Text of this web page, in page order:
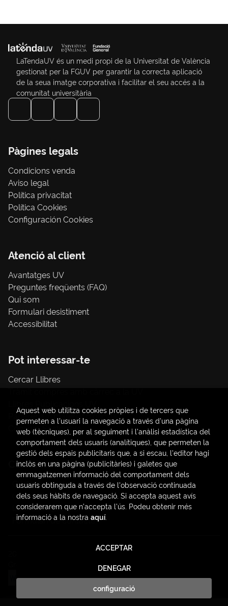
LaTendaUV és un medi propi de la Universitat de València
gestionat per la FGUV per garantir la correcta aplicació
de la seua imatge corporativa i facilitar el seu accés a la
comunitat universitària
Pàgines legals
Condicions venda
Aviso legal
Política privacitat
Política Cookies
Configuración Cookies
Atenció al client
Avantatges UV
Preguntes freqüents (FAQ)
Qui som
Formulari desistiment
Accessibilitat
Pot interessar-te
Cercar Llibres
Papereria / material d'oficina
Consum Sostenible
Contacte
C/ Amadeo de Saboya, 4
(+34) 963828968
latendauv@fundacio.es
Formulari de contacte
. Tots els Drets Reservats |
Aquest web utilitza cookies pròpies i de tercers que
permeten a l'usuari la navegació a través d'una pàgina
web (tècniques), per al seguiment i l'anàlisi estadística del
comportament dels usuaris (analítiques), que permeten la
gestió dels espais publicitaris que, a si escau, l'editor hagi
inclòs en una pàgina (publicitàries) i galetes que
emmagatzemen informació del comportament dels
usuaris obtinguda a través de l'observació continuada
dels seus hàbits de navegació. Si accepta aquest avís
considerarem que n'accepta l'ús. Podeu obtenir més
informació a la nostra aquí.
configuració
DENEGAR
ACCEPTAR